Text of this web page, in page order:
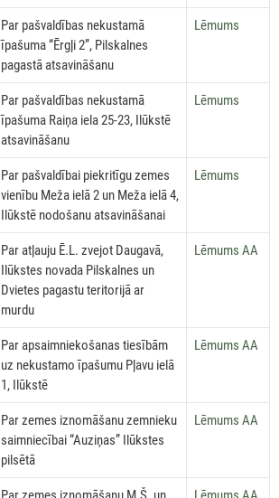
Par pašvaldības nekustamā
īpašuma “Ērgļi 2”, Pilskalnes
pagastā atsavināšanu
Lēmums
Par pašvaldības nekustamā
īpašuma Raiņa iela 25-23, Ilūkstē
atsavināšanu
Lēmums
Par pašvaldībai piekritīgu zemes
vienību Meža ielā 2 un Meža ielā 4,
Ilūkstē nodošanu atsavināšanai
Lēmums
Par atļauju Ē.L. zvejot Daugavā,
Ilūkstes novada Pilskalnes un
Dvietes pagastu teritorijā ar
murdu
Lēmums AA
Par apsaimniekošanas tiesībām
uz nekustamo īpašumu Pļavu ielā
1, Ilūkstē
Lēmums AA
Par zemes iznomāšanu zemnieku
saimniecībai “Auziņas” Ilūkstes
pilsētā
Lēmums AA